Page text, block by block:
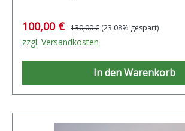
Verkaufspreis:
100,00 € Regulärer Preis:
130,00 € (23.08% gespart)
zzgl. Versandkosten
In den Warenkorb